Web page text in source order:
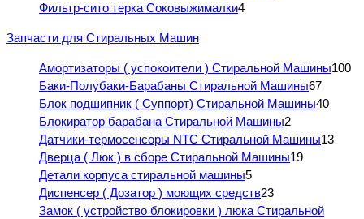
Фильтр-сито терка Соковыжималки4
Запчасти для Стиральных Машин
Амортизаторы ( успокоители ) Стиральной Машины100
Баки-Полубаки-Барабаны Стиральной Машины67
Блок подшипник ( Суппорт) Стиральной Машины40
Блокиратор барабана Стиральной Машины2
Датчики-термосенсоры NTC Стиральной Машины13
Дверца ( Люк ) в сборе Стиральной Машины19
Детали корпуса стиральной машины5
Диспенсер ( Дозатор ) моющих средств23
Замок ( устройство блокировки ) люка Стиральной